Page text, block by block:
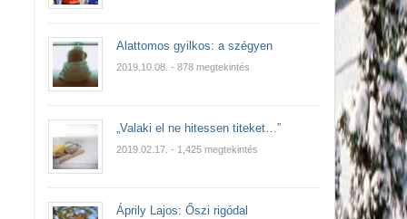
Alattomos gyilkos: a szégyen
2019.10.08. - 878 megtekintés
„Valaki el ne hitessen titeket…”
2019.02.17. - 1,425 megtekintés
Áprily Lajos: Őszi rigódal